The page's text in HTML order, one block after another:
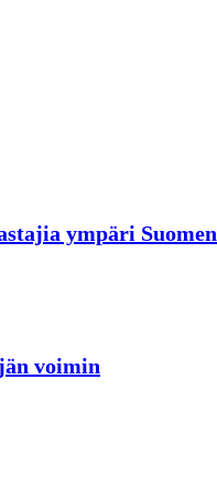
ympäri Suomen
voimin